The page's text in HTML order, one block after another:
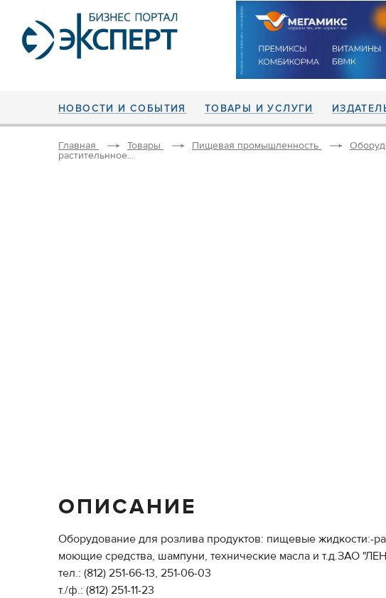
НОВОСТИ И СОБЫТИЯ ТОВАРЫ И УСЛУГИ
Главная Товары Пищевая промышленность
растительнное...
ОПИСАНИЕ
Оборудование для розлива продуктов: пищевые жидкости:-
моющие средства, шампуни, технические масла и т.д.ЗАО
тел.: (812) 251-66-13, 251-06-03
т./ф.: (812) 251-11-23